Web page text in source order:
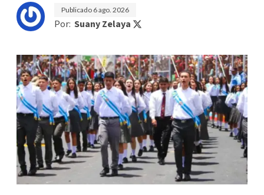
Publicado 6 ago. 2026
Por: Suany Zelaya